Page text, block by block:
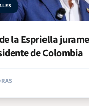
la Espriella
de Colombia